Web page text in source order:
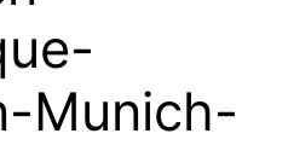
Munich-